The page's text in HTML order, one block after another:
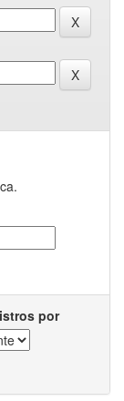
por